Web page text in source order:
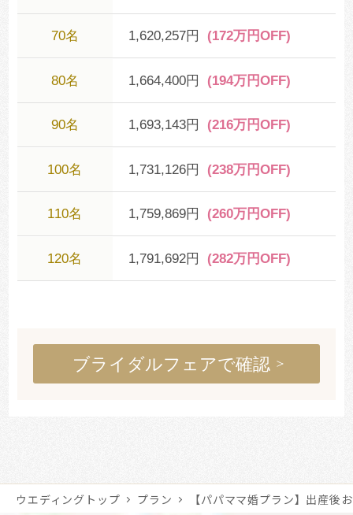
70名 1,620,257円 (172万円OFF)
80名 1,664,400円 (194万円OFF)
90名 1,693,143円 (216万円OFF)
100名 1,731,126円 (238万円OFF)
110名 1,759,869円 (260万円OFF)
120名 1,791,692円 (282万円OFF)
ブライダルフェアで確認
ウエディングトップ プラン 【パパママ婚プラン】出産